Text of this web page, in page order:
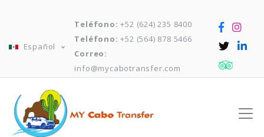
Español
Teléfono: +52 (624) 235 8400
Teléfono: +52 (564) 878 5466
Correo:
info@mycabotransfer.com